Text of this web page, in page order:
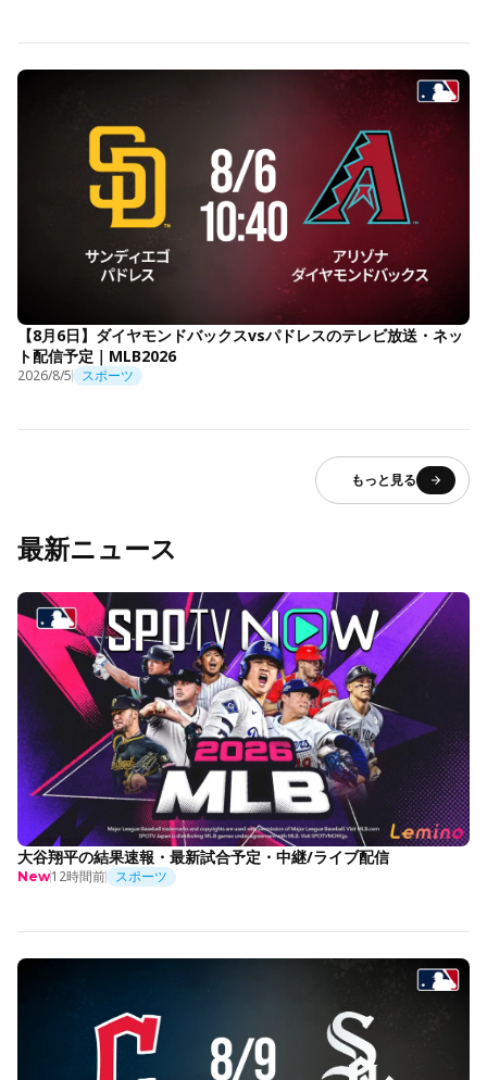
【8月6日】ダイヤモンドバックスvsパドレスのテレビ放送・ネッ
ト配信予定｜MLB2026
2026/8/5 スポーツ
もっと見る
最新ニュース
大谷翔平の結果速報・最新試合予定・中継/ライブ配信
New12時間前 スポーツ